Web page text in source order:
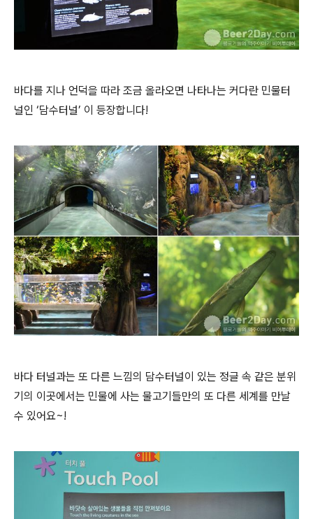
바다를 지나 언덕을 따라 조금 올라오면 나타나는 커다란 민물터
널인 ‘담수터널’ 이 등장합니다!
바다 터널과는 또 다른 느낌의 담수터널이 있는 정글 속 같은 분위
기의 이곳에서는 민물에 사는 물고기들만의 또 다른 세계를 만날
수 있어요~!